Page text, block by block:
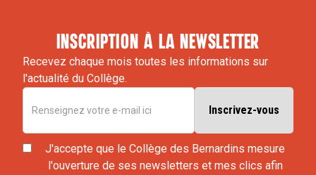
inscription à la newsletter
Recevez chaque mois toutes les informations sur
l'actualité du Collège.
J'accepte que le Collège des Bernardins mesure
l'ouverture de ses newsletters et mes clics afin